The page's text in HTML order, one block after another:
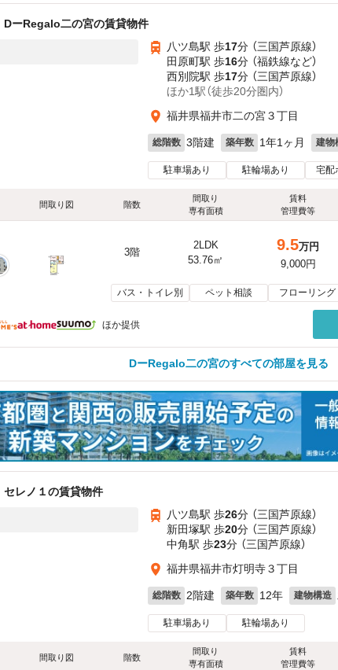
DーRegalo二の宮の賃貸物件
八ツ島駅 歩17分 （三国芦原線）
田原町駅 歩16分 （福鉄線など）
西別院駅 歩17分 （三国芦原線）
ほか1駅（徒歩20分圏内）
福井県福井市二の宮３丁目
総階数 3階建 築年数 1年1ヶ月 建物
駐車場あり 駐輪場あり 宅配
間取り図 階数
間取り
専有面積
賃料
管理費等
3階
2LDK
53.76㎡
9.5万円
9,000円
バス・トイレ別 ペット相談 フローリング
ほか提供
DーRegalo二の宮のすべての部屋を見る
セレノ１の賃貸物件
八ツ島駅 歩26分 （三国芦原線）
新田塚駅 歩20分 （三国芦原線）
中角駅 歩23分 （三国芦原線）
福井県福井市灯明寺３丁目
総階数 2階建 築年数 12年 建物構造
駐車場あり 駐輪場あり
間取り図 階数
間取り
専有面積
賃料
管理費等